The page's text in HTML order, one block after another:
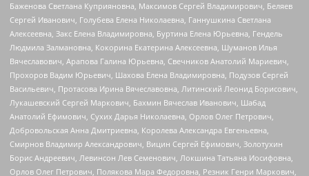
Баженова Светлана Куприяновна, Максимов Сергей Владимирович, Беляев
Сергей Иванович, Голубева Елена Николаевна, Ганнушкина Светлана
Алексеевна, Закс Елена Владимировна, Буртина Елена Юрьевна, Гендель
Людмила Залмановна, Кокорина Екатерина Алексеевна, Шуманов Илья
Вячеславович, Арапова Галина Юрьевна, Свечников Анатолий Мариевич,
Прохоров Вадим Юрьевич, Шахова Елена Владимировна, Подузов Сергей
Васильевич, Протасова Ирина Вячеславовна, Литинский Леонид Борисович,
Лукашевский Сергей Маркович, Бахмин Вячеслав Иванович, Шабад
Анатолий Ефимович, Сухих Дарья Николаевна, Орлов Олег Петрович,
Добровольская Анна Дмитриевна, Королева Александра Евгеньевна,
Смирнов Владимир Александрович, Вицин Сергей Ефимович, Золотухин
Борис Андреевич, Левинсон Лев Семенович, Локшина Татьяна Иосифовна,
Орлов Олег Петрович, Полякова Мара Федоровна, Резник Генри Маркович,